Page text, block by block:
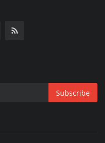
Subscribe